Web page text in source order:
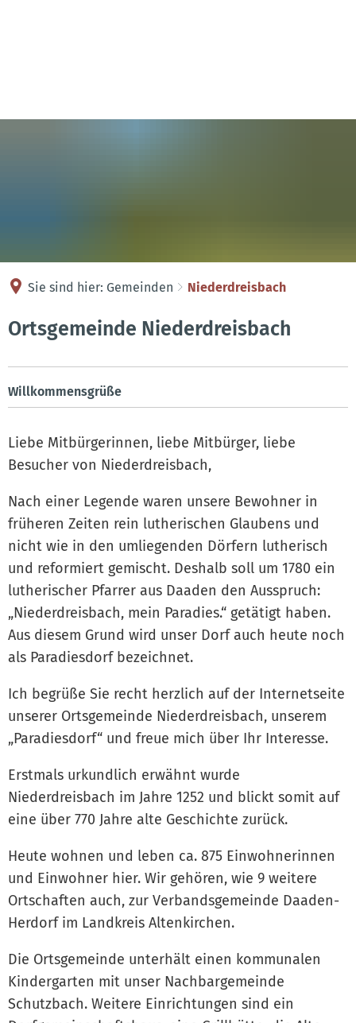
Sie sind hier: Gemeinden Niederdreisbach
Niederdreisbach
Ortsgemeinde Niederdreisbach
Willkommensgrüße
Liebe Mitbürgerinnen, liebe Mitbürger, liebe
Besucher von Niederdreisbach,
Nach einer Legende waren unsere Bewohner in
früheren Zeiten rein lutherischen Glaubens und
nicht wie in den umliegenden Dörfern lutherisch
und reformiert gemischt. Deshalb soll um 1780 ein
lutherischer Pfarrer aus Daaden den Ausspruch:
„Niederdreisbach, mein Paradies.“ getätigt haben.
Aus diesem Grund wird unser Dorf auch heute noch
als Paradiesdorf bezeichnet.
Ich begrüße Sie recht herzlich auf der Internetseite
unserer Ortsgemeinde Niederdreisbach, unserem
„Paradiesdorf“ und freue mich über Ihr Interesse.
Erstmals urkundlich erwähnt wurde
Niederdreisbach im Jahre 1252 und blickt somit auf
eine über 770 Jahre alte Geschichte zurück.
Heute wohnen und leben ca. 875 Einwohnerinnen
und Einwohner hier. Wir gehören, wie 9 weitere
Ortschaften auch, zur Verbandsgemeinde Daaden-
Herdorf im Landkreis Altenkirchen.
Die Ortsgemeinde unterhält einen kommunalen
Kindergarten mit unser Nachbargemeinde
Schutzbach. Weitere Einrichtungen sind ein